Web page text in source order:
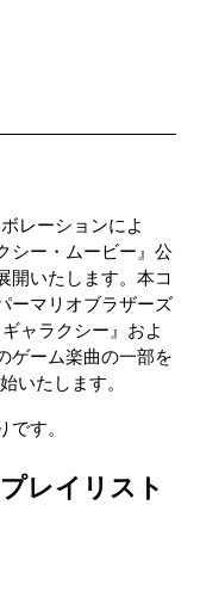
レーションによ
シー・ムービー』公
開いたします。本コ
ーマリオブラザーズ
ャラクシー』およ
ゲーム楽曲の一部を
いたします。
す。
レイリスト